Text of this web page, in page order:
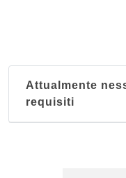
Attualmente
requisiti